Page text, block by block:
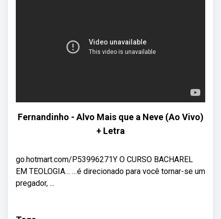
Fernandinho - Alvo Mais que a Neve (Ao Vivo)
+ Letra
go.hotmart.com/P53996271Y O CURSO BACHAREL
EM TEOLOGIA… …é direcionado para você tornar-se um
pregador, ...